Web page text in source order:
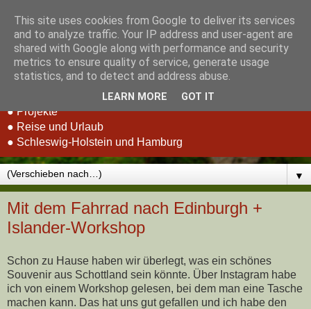
Stefan Schluppeck -
Erfahrungen und Berichte
● Projekte
● Reise und Urlaub
● Schleswig-Holstein und Hamburg
▼
Mit dem Fahrrad nach Edinburgh +
Islander-Workshop
Schon zu Hause haben wir überlegt, was ein schönes
Souvenir aus Schottland sein könnte. Über Instagram habe
ich von einem Workshop gelesen, bei dem man eine Tasche
machen kann. Das hat uns gut gefallen und ich habe den
This site uses cookies from Google to deliver its services
and to analyze traffic. Your IP address and user-agent are
shared with Google along with performance and security
metrics to ensure quality of service, generate usage
statistics, and to detect and address abuse.
LEARN MORE GOT IT